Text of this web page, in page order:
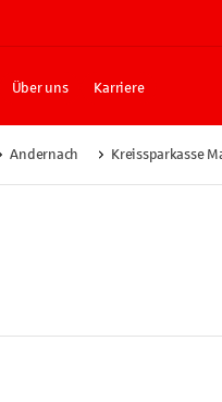
Über uns Karriere
Andernach Kreissparkasse